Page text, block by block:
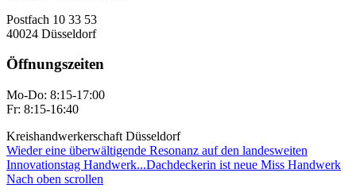
Postfach 10 33 53
40024 Düsseldorf
Öffnungszeiten
Mo-Do: 8:15-17:00
Fr: 8:15-16:40
Kreishandwerkerschaft Düsseldorf
Wieder eine überwältigende Resonanz auf den landesweiten
Innovationstag Handwerk...Dachdeckerin ist neue Miss Handwerk
Nach oben scrollen